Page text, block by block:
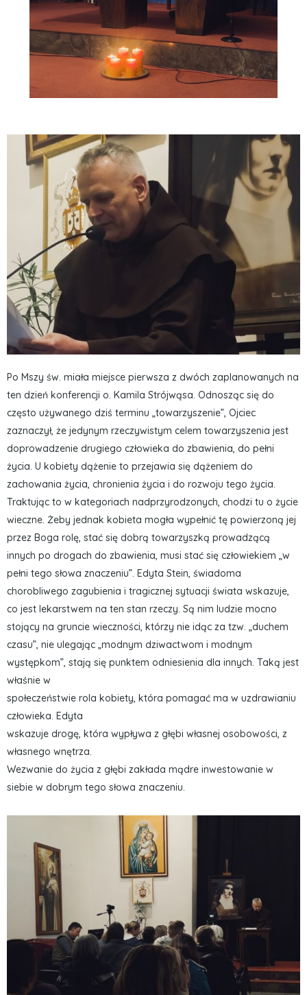
Po Mszy św. miała miejsce pierwsza z dwóch zaplanowanych na
ten dzień konferencji o. Kamila Strójwąsa. Odnosząc się do
często używanego dziś terminu „towarzyszenie”, Ojciec
zaznaczył, że jedynym rzeczywistym celem towarzyszenia jest
doprowadzenie drugiego człowieka do zbawienia, do pełni
życia. U kobiety dążenie to przejawia się dążeniem do
zachowania życia, chronienia życia i do rozwoju tego życia.
Traktując to w kategoriach nadprzyrodzonych, chodzi tu o życie
wieczne. Żeby jednak kobieta mogła wypełnić tę powierzoną jej
przez Boga rolę, stać się dobrą towarzyszką prowadzącą
innych po drogach do zbawienia, musi stać się człowiekiem „w
pełni tego słowa znaczeniu”. Edyta Stein, świadoma
chorobliwego zagubienia i tragicznej sytuacji świata wskazuje,
co jest lekarstwem na ten stan rzeczy. Są nim ludzie mocno
stojący na gruncie wieczności, którzy nie idąc za tzw. „duchem
czasu”, nie ulegając „modnym dziwactwom i modnym
występkom”, stają się punktem odniesienia dla innych. Taką jest
właśnie w
społeczeństwie rola kobiety, która pomagać ma w uzdrawianiu
człowieka. Edyta
wskazuje drogę, która wypływa z głębi własnej osobowości, z
własnego wnętrza.
Wezwanie do życia z głębi zakłada mądre inwestowanie w
siebie w dobrym tego słowa znaczeniu.